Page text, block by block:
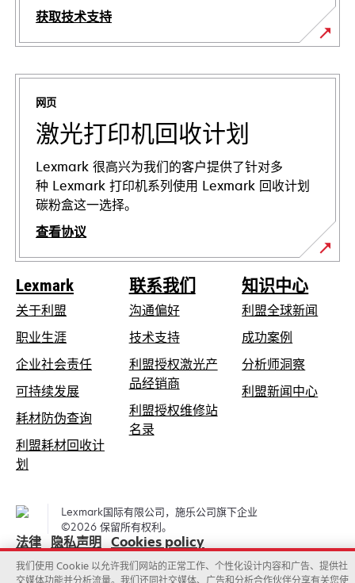
获取技术支持
在
新
网页
激光打印机回收计划
Lexmark 很高兴为我们的客户提供了针对多
种 Lexmark 打印机系列使用 Lexmark 回收计划
碳粉盒这一选择。
查看协议
Lexmark
关于利盟
职业生涯
企业社会责任在
签
页
可持续发展
耗材防伪查询
新
标
中
打
开
利盟耗材回收计
划
签
页
中
打
联系我们
沟通偏好
技术支持在
新
标
签
页
利盟授权激光产
品经销商
利盟授权维修站
名录在
页
中
打
开
知识中心
利盟全球新闻
成功案例
分析师洞察
利盟新闻中心在
Lexmark国际有限公司，施乐公司旗下企业
©2026 保留所有权利。
法律 隐私声明 Cookies policy
我们使用 Cookie 以允许我们网站的正常工作、个性化设计内容和广告、提供社
交媒体功能并分析流量。我们还同社交媒体、广告和分析合作伙伴分享有关您使